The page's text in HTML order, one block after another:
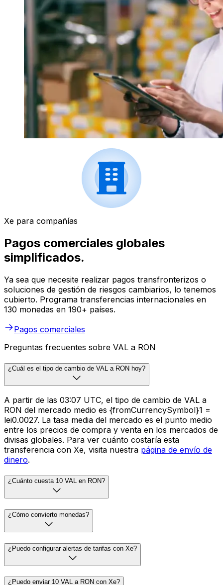
Xe para compañías
Pagos comerciales globales
simplificados.
Ya sea que necesite realizar pagos transfronterizos o
soluciones de gestión de riesgos cambiarios, lo tenemos
cubierto. Programa transferencias internacionales en
130 monedas en 190+ países.
Pagos comerciales
Preguntas frecuentes sobre VAL a RON
¿Cuál es el tipo de cambio de VAL a RON hoy?
A partir de las 03:07 UTC, el tipo de cambio de VAL a
RON del mercado medio es {fromCurrencySymbol}1 =
lei0.0027. La tasa media del mercado es el punto medio
entre los precios de compra y venta en los mercados de
divisas globales. Para ver cuánto costaría esta
transferencia con Xe, visita nuestra página de envío de
dinero.
¿Cuánto cuesta 10 VAL en RON?
¿Cómo convierto monedas?
¿Puedo configurar alertas de tarifas con Xe?
¿Puedo enviar 10 VAL a RON con Xe?